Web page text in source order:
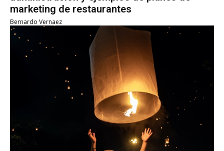
marketing de restaurantes
Bernardo Vernaez